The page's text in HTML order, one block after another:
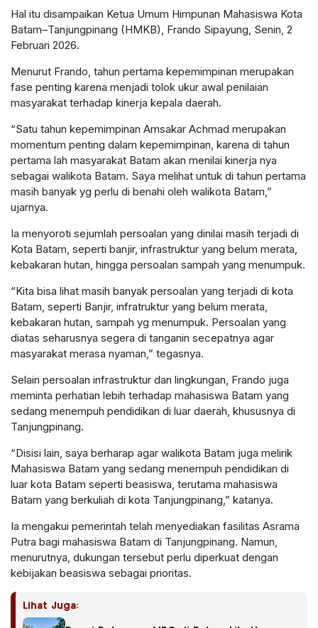
Hal itu disampaikan Ketua Umum Himpunan Mahasiswa Kota
Batam–Tanjungpinang (HMKB), Frando Sipayung, Senin, 2
Februari 2026.
Menurut Frando, tahun pertama kepemimpinan merupakan
fase penting karena menjadi tolok ukur awal penilaian
masyarakat terhadap kinerja kepala daerah.
“Satu tahun kepemimpinan Amsakar Achmad merupakan
momentum penting dalam kepemimpinan, karena di tahun
pertama lah masyarakat Batam akan menilai kinerja nya
sebagai walikota Batam. Saya melihat untuk di tahun pertama
masih banyak yg perlu di benahi oleh walikota Batam,”
ujarnya.
Ia menyoroti sejumlah persoalan yang dinilai masih terjadi di
Kota Batam, seperti banjir, infrastruktur yang belum merata,
kebakaran hutan, hingga persoalan sampah yang menumpuk.
“Kita bisa lihat masih banyak persoalan yang terjadi di kota
Batam, seperti Banjir, infratruktur yang belum merata,
kebakaran hutan, sampah yg menumpuk. Persoalan yang
diatas seharusnya segera di tanganin secepatnya agar
masyarakat merasa nyaman,” tegasnya.
Selain persoalan infrastruktur dan lingkungan, Frando juga
meminta perhatian lebih terhadap mahasiswa Batam yang
sedang menempuh pendidikan di luar daerah, khususnya di
Tanjungpinang.
“Disisi lain, saya berharap agar walikota Batam juga melirik
Mahasiswa Batam yang sedang menempuh pendidikan di
luar kota Batam seperti beasiswa, terutama mahasiswa
Batam yang berkuliah di kota Tanjungpinang,” katanya.
Ia mengakui pemerintah telah menyediakan fasilitas Asrama
Putra bagi mahasiswa Batam di Tanjungpinang. Namun,
menurutnya, dukungan tersebut perlu diperkuat dengan
kebijakan beasiswa sebagai prioritas.
Lihat Juga: